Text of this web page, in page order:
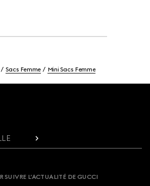
Sacs Femme Mini Sacs Femme
SUIVRE L’ACTUALITÉ DE GUCCI